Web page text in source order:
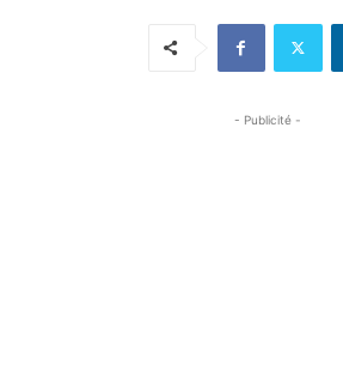
- Publicité -